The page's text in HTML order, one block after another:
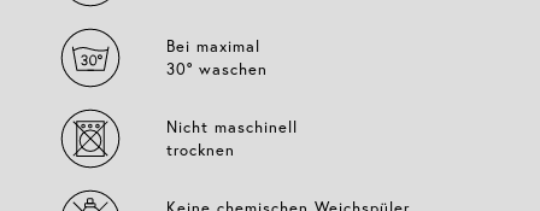
Bei maximal
30° waschen
Nicht maschinell
trocknen